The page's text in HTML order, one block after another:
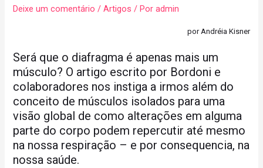
Deixe um comentário /Artigos / Poradmin
por Andréia Kisner
Será que o diafragma é apenas mais um
músculo? O artigo escrito por Bordoni e
colaboradores nos instiga a irmos além do
conceito de músculos isolados para uma
visão global de como alterações em alguma
parte do corpo podem repercutir até mesmo
na nossa respiração – e por consequencia, na
nossa saúde.